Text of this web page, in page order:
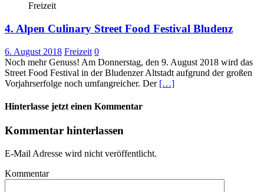
Freizeit
4. Alpen Culinary Street Food Festival Bludenz
6. August 2018 Freizeit 0
Noch mehr Genuss! Am Donnerstag, den 9. August 2018 wird das
Street Food Festival in der Bludenzer Altstadt aufgrund der großen
Vorjahrserfolge noch umfangreicher. Der […]
Hinterlasse jetzt einen Kommentar
Kommentar hinterlassen
E-Mail Adresse wird nicht veröffentlicht.
Kommentar